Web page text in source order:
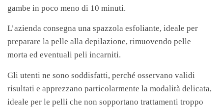
gambe in poco meno di 10 minuti.
L’azienda consegna una spazzola esfoliante, ideale per
preparare la pelle alla depilazione, rimuovendo pelle
morta ed eventuali peli incarniti.
Gli utenti ne sono soddisfatti, perché osservano validi
risultati e apprezzano particolarmente la modalità delicata,
ideale per le pelli che non sopportano trattamenti troppo